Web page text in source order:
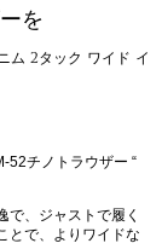
を
ム 2タック ワイド イ
52チノトラウザー “
で、ジャストで履く
とで、よりワイドな